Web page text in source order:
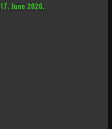
17. June 2026.